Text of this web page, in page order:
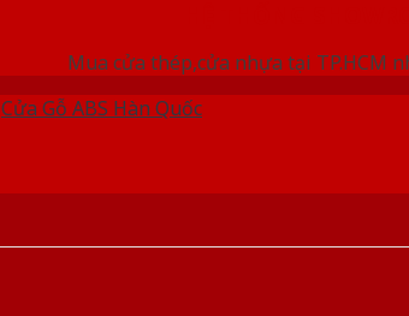
Mua cửa thép,cửa nhựa tại TP.HCM
Cửa Gỗ ABS Hàn Quốc